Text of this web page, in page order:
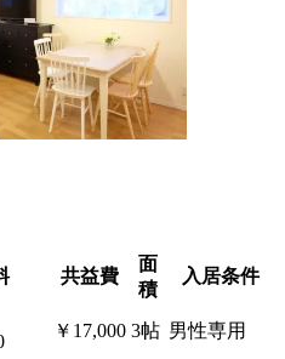
共益費
面
積
入居条件
￥17,000 3帖 男性専用